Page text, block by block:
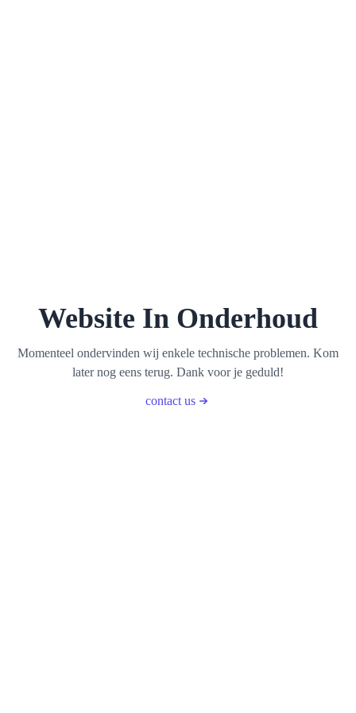
Website In Onderhoud
Momenteel ondervinden wij enkele technische problemen. Kom
later nog eens terug. Dank voor je geduld!
contact us